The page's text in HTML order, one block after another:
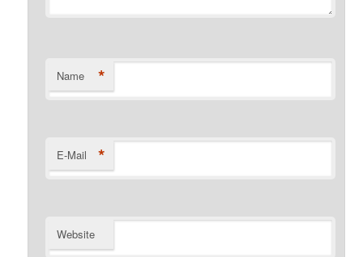
Name *
E-Mail *
Website